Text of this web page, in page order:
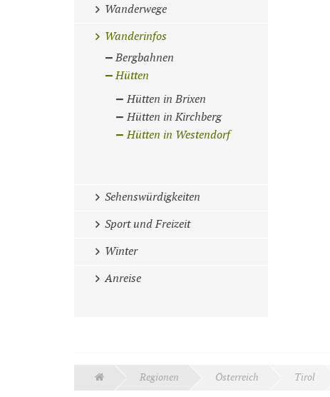
Wanderwege
Wanderinfos
Bergbahnen
Hütten
Hütten in Brixen
Hütten in Kirchberg
Hütten in Westendorf
Sehenswürdigkeiten
Sport und Freizeit
Winter
Anreise
Regionen Österreich Tirol